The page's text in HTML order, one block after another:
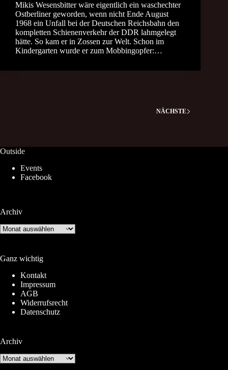
Mikis Wesensbitter wäre eigentlich ein waschechter
Ostberliner geworden, wenn nicht Ende August
1968 ein Unfall bei der Deutschen Reichsbahn den
kompletten Schienenverkehr der DDR lahmgelegt
hätte. So kam er in Zossen zur Welt. Schon im
Kindergarten wurde er zum Mobbingopfer:…
NÄCHSTE
Outside
Events
Facebook
Archiv
Archiv
Ganz wichtig
Kontakt
Impressum
AGB
Widerrufsrecht
Datenschutz
Archiv
Archiv